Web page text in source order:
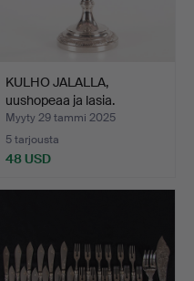
KULHO JALALLA,
uushopeaa ja lasia.
Myyty 29 tammi 2025
5 tarjousta
48 USD